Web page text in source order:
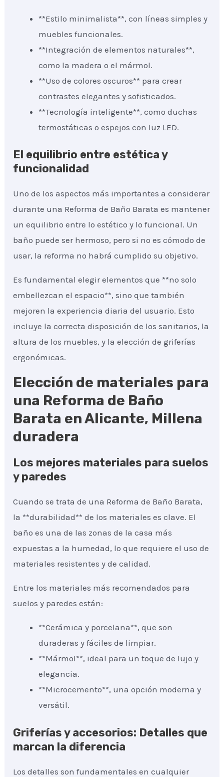
**Estilo minimalista**, con líneas simples y
muebles funcionales.
**Integración de elementos naturales**,
como la madera o el mármol.
**Uso de colores oscuros** para crear
contrastes elegantes y sofisticados.
**Tecnología inteligente**, como duchas
termostáticas o espejos con luz LED.
El equilibrio entre estética y
funcionalidad
Uno de los aspectos más importantes a considerar
durante una Reforma de Baño Barata es mantener
un equilibrio entre lo estético y lo funcional. Un
baño puede ser hermoso, pero si no es cómodo de
usar, la reforma no habrá cumplido su objetivo.
Es fundamental elegir elementos que **no solo
embellezcan el espacio**, sino que también
mejoren la experiencia diaria del usuario. Esto
incluye la correcta disposición de los sanitarios, la
altura de los muebles, y la elección de griferías
ergonómicas.
Elección de materiales para
una Reforma de Baño
Barata en Alicante, Millena
duradera
Los mejores materiales para suelos
y paredes
Cuando se trata de una Reforma de Baño Barata,
la **durabilidad** de los materiales es clave. El
baño es una de las zonas de la casa más
expuestas a la humedad, lo que requiere el uso de
materiales resistentes y de calidad.
Entre los materiales más recomendados para
suelos y paredes están:
**Cerámica y porcelana**, que son
duraderas y fáciles de limpiar.
**Mármol**, ideal para un toque de lujo y
elegancia.
**Microcemento**, una opción moderna y
versátil.
Griferías y accesorios: Detalles que
marcan la diferencia
Los detalles son fundamentales en cualquier